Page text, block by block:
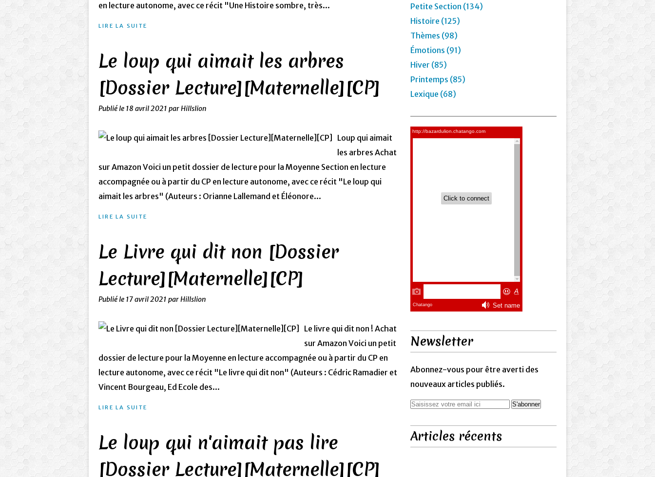
en lecture autonome, avec ce récit "Une Histoire sombre, très...
LIRE LA SUITE
Le loup qui aimait les arbres
[Dossier Lecture][Maternelle][CP]
Publié le 18 avril 2021 par Hillslion
Loup qui aimait
les arbres Achat
sur Amazon Voici un petit dossier de lecture pour la Moyenne Section en lecture
accompagnée ou à partir du CP en lecture autonome, avec ce récit "Le loup qui
aimait les arbres" (Auteurs : Orianne Lallemand et Éléonore...
LIRE LA SUITE
Le Livre qui dit non [Dossier
Lecture][Maternelle][CP]
Publié le 17 avril 2021 par Hillslion
Le livre qui dit non ! Achat
sur Amazon Voici un petit
dossier de lecture pour la Moyenne en lecture accompagnée ou à partir du CP en
lecture autonome, avec ce récit "Le livre qui dit non" (Auteurs : Cédric Ramadier et
Vincent Bourgeau, Ed Ecole des...
LIRE LA SUITE
Le loup qui n'aimait pas lire
[Dossier Lecture][Maternelle][CP]
Petite Section (134)
Histoire (125)
Thèmes (98)
Émotions (91)
Hiver (85)
Printemps (85)
Lexique (68)
Newsletter
Abonnez-vous pour être averti des
nouveaux articles publiés.
Articles récents